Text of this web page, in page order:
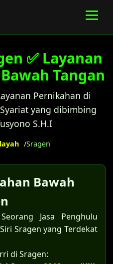
✅ Layanan
Tangan
Pernikahan di
yang dibimbing
S.H.I
Sragen
Bawah
Jasa Penghulu
Sragen yang Terdekat
di Sragen: